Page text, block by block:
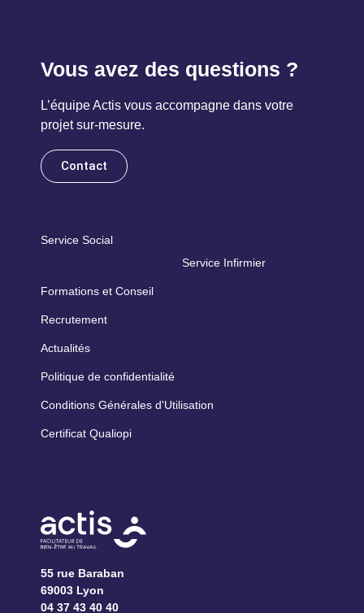
55 rue Baraban
69003 Lyon
04 37 43 40 40
Service Social
Service Infirmier
Formations et Conseil
Recrutement
Actualités
Politique de confidentialité
Conditions Générales d'Utilisation
Certificat Qualiopi
Vous avez des questions ?
L’équipe Actis vous accompagne dans votre
projet sur-mesure.
Contact